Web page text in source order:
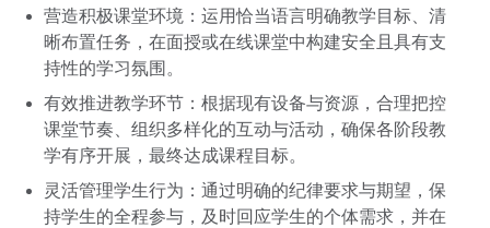
营造积极课堂环境：运用恰当语言明确教学目标、清
晰布置任务，在面授或在线课堂中构建安全且具有支
持性的学习氛围。
有效推进教学环节：根据现有设备与资源，合理把控
课堂节奏、组织多样化的互动与活动，确保各阶段教
学有序开展，最终达成课程目标。
灵活管理学生行为：通过明确的纪律要求与期望，保
持学生的全程参与，及时回应学生的个体需求，并在